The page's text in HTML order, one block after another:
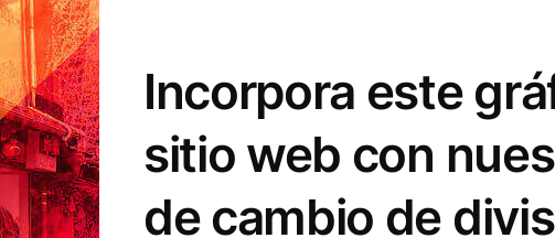
Incorpora este
sitio web con
de cambio de